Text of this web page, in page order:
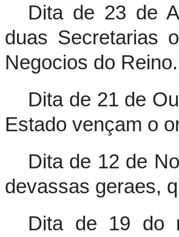
Dita de 23 de
duas Secretarias
Negocios do Reino.
Dita de 21 de
Estado vençam o
Dita de 12 de
devassas geraes,
Dita de 19 do